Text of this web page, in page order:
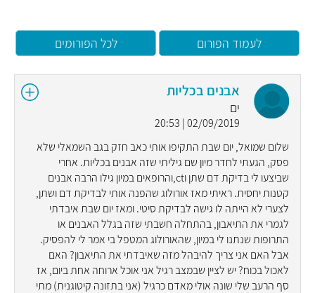
לעמוד הפורום לכל הפורומים
אבנים בכליות
ים
02/09/2019 | 20:53
שלום שמואל, יום שבת התקיפו אותי כאב חזק בגב השמאלי שלא
פסק, הגעתי לחדר מיון שם גיליתי שזה אבנים בכליות. אחרי
שביצעו לי בדיקת דם שתן וct,והרופאים במיון גילו הרבה אבנים
קטנות יחסית. ראיתי מאז אורולוג שהפנה אותי לבדיקת דם ושתן,
לצערי לא הייתה לו גישה לבדיקת סיטי. ומאז יום שבת איבדתי
לגמרי את התיאבון, בהתחלה חשבתי שזה בגלל האבנים או
התרופות שנתנו לי במיון, שהאורולוג המטפל בי אמר לי להפסיק.
אבל האם אני צריך להיבהל מזה שאיבדתי את התיאבון? האם
לאכול בכוח? יש לציין שבמצב רגיל אני אוכל ארוחה אחת ביום, אז
סף הרעב שלי שונה אולי מאדם כרגיל (אני בתזונה קיטוגנית) מתי